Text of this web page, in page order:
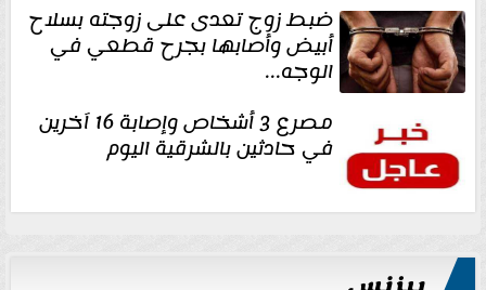
ضبط زوج تعدى على زوجته بسلاح
أبيض وأصابها بجرح قطعي في
الوجه...
مصرع 3 أشخاص وإصابة 16 آخرين
في حادثين بالشرقية اليوم